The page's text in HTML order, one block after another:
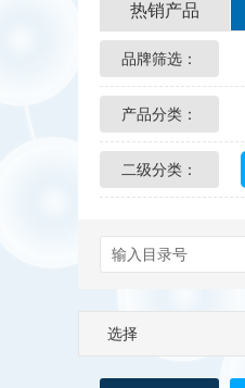
热销产品
品牌筛选：
产品分类：
二级分类：
选择